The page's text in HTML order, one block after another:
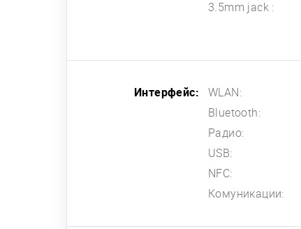
3.5mm jack :
Интерфейс: WLAN:
Bluetooth:
Радио:
USB:
NFC:
Комуникации: